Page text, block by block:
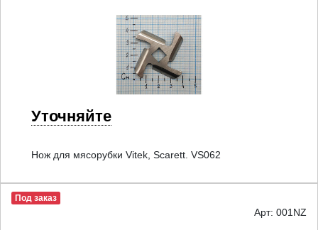
Уточняйте
Нож для мясорубки Vitek, Scarett. VS062
Под заказ
Арт: 001NZ